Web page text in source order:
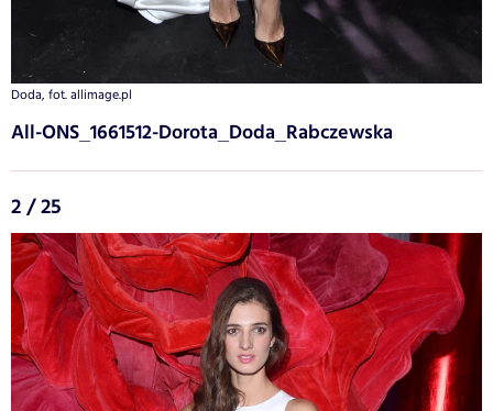
Doda, fot. allimage.pl
All-ONS_1661512-Dorota_Doda_Rabczewska
2 / 25